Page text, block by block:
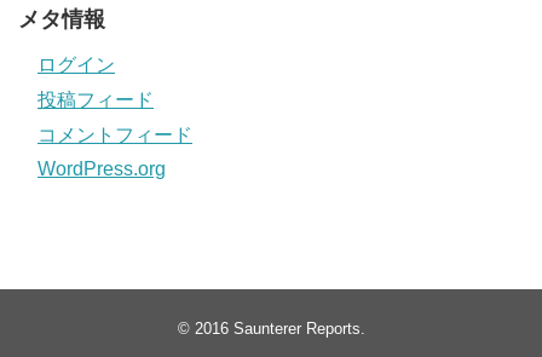
メタ情報
ログイン
投稿フィード
コメントフィード
WordPress.org
© 2016 Saunterer Reports